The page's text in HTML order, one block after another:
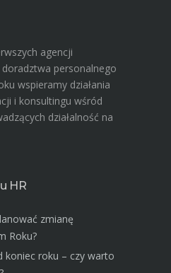
agencji
personalnego
wspieramy działania
i konsultingu wśród
działalność na
HR
zmianę
Roku?
koniec roku – czy warto